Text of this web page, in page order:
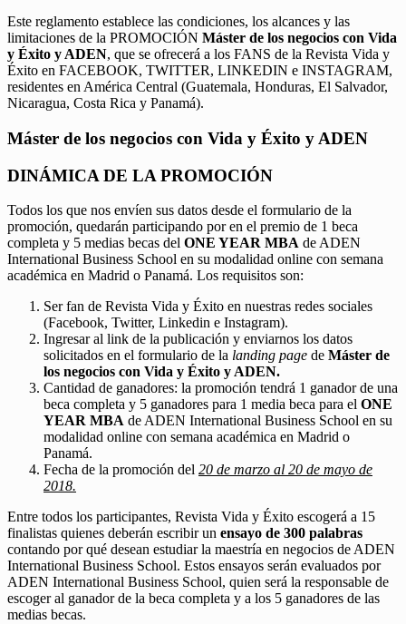
Este reglamento establece las condiciones, los alcances y las
limitaciones de la PROMOCIÓN Máster de los negocios con Vida
y Éxito y ADEN, que se ofrecerá a los FANS de la Revista Vida y
Éxito en FACEBOOK, TWITTER, LINKEDIN e INSTAGRAM,
residentes en América Central (Guatemala, Honduras, El Salvador,
Nicaragua, Costa Rica y Panamá).
Máster de los negocios con Vida y Éxito y ADEN
DINÁMICA DE LA PROMOCIÓN
Todos los que nos envíen sus datos desde el formulario de la
promoción, quedarán participando por en el premio de 1 beca
completa y 5 medias becas del ONE YEAR MBA de ADEN
International Business School en su modalidad online con semana
académica en Madrid o Panamá. Los requisitos son:
Ser fan de Revista Vida y Éxito en nuestras redes sociales
(Facebook, Twitter, Linkedin e Instagram).
Ingresar al link de la publicación y enviarnos los datos
solicitados en el formulario de la landing page de Máster de
los negocios con Vida y Éxito y ADEN.
Cantidad de ganadores: la promoción tendrá 1 ganador de una
beca completa y 5 ganadores para 1 media beca para el ONE
YEAR MBA de ADEN International Business School en su
modalidad online con semana académica en Madrid o
Panamá.
Fecha de la promoción del 20 de marzo al 20 de mayo de
2018.
Entre todos los participantes, Revista Vida y Éxito escogerá a 15
finalistas quienes deberán escribir un ensayo de 300 palabras
contando por qué desean estudiar la maestría en negocios de ADEN
International Business School. Estos ensayos serán evaluados por
ADEN International Business School, quien será la responsable de
escoger al ganador de la beca completa y a los 5 ganadores de las
medias becas.